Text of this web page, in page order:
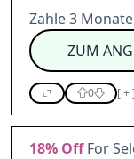
Zahle 3
ZUM
0 [+]
18% OffFor